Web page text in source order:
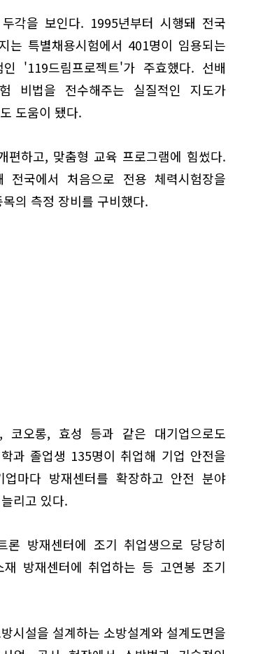
각을 보인다. 1995년부터 시행돼 전국
는 특별채용시험에서 401명이 임용되는
'119드림프로젝트'가 주효했다. 선배
비법을 전수해주는 실질적인 지도가
도움이 됐다.
편하고, 맞춤형 교육 프로그램에 힘썼다.
전국에서 처음으로 전용 체력시험장을
의 측정 장비를 구비했다.
오롱, 효성 등과 같은 대기업으로도
과 졸업생 135명이 취업해 기업 안전을
마다 방재센터를 확장하고 안전 분야
리고 있다.
방재센터에 조기 취업생으로 당당히
방재센터에 취업하는 등 고연봉 조기
시설을 설계하는 소방설계와 설계도면을